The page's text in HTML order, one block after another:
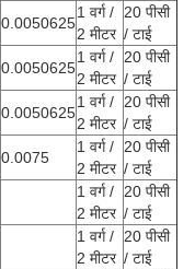
0.0050625
1 वर्ग /
2 मीटर
20 पीसी
/ टाई
0.0050625
1 वर्ग /
2 मीटर
20 पीसी
/ टाई
0.0050625
1 वर्ग /
2 मीटर
20 पीसी
/ टाई
0.0075
1 वर्ग /
2 मीटर
20 पीसी
/ टाई
1 वर्ग /
2 मीटर
20 पीसी
/ टाई
1 वर्ग /
2 मीटर
20 पीसी
/ टाई